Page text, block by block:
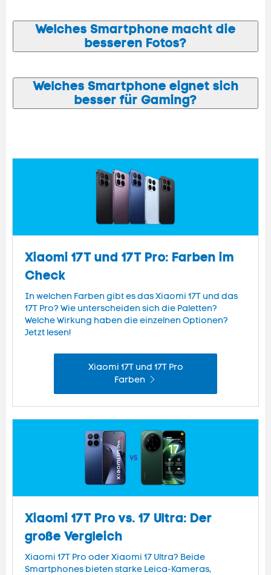
Welches Smartphone macht die
besseren Fotos?
Welches Smartphone eignet sich
besser für Gaming?
Xiaomi 17T und 17T Pro: Farben im
Check
In welchen Farben gibt es das Xiaomi 17T und das
17T Pro? Wie unterscheiden sich die Paletten?
Welche Wirkung haben die einzelnen Optionen?
Jetzt lesen!
Xiaomi 17T und 17T Pro
Farben
Xiaomi 17T Pro vs. 17 Ultra: Der
große Vergleich
Xiaomi 17T Pro oder Xiaomi 17 Ultra? Beide
Smartphones bieten starke Leica-Kameras,